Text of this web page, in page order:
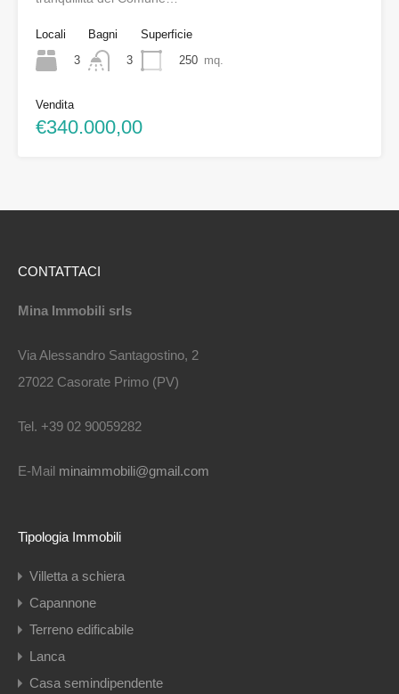
Locali
3
Bagni
3
Superficie
250 mq.
Vendita
€340.000,00
CONTATTACI
Mina Immobili srls
Via Alessandro Santagostino, 2
27022 Casorate Primo (PV)
Tel. +39 02 90059282
E-Mail minaimmobili@gmail.com
Tipologia Immobili
Villetta a schiera
Capannone
Terreno edificabile
Lanca
Casa semindipendente